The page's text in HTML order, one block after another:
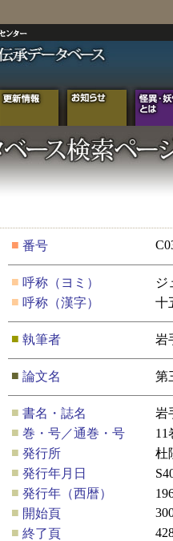
■ 番号
■ 呼称（ヨミ）
ジ
■ 呼称（漢字） 十
■ 執筆者 岩
■ 論文名 第
■ 書名・誌名
岩
■ 巻・号／通巻・号
11
■ 発行所
杜
■ 発行年月日
■ 発行年（西暦）
■ 開始頁
■ 終了頁